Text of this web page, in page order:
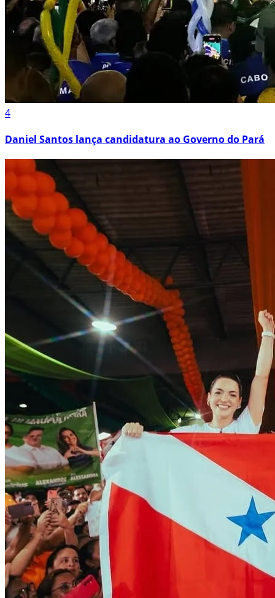
4
Daniel Santos lança candidatura ao Governo do Pará